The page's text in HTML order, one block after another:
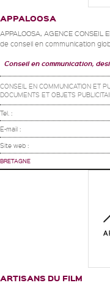
APPALOOSA
APPALOOSA, AGENCE
de conseil en communication
Conseil en communication,
CONSEIL EN COMMUNICATION ET
DOCUMENTS ET OBJETS
Tel. :
E-mail :
Site web :
BRETAGNE
ARTISANS DU FILM